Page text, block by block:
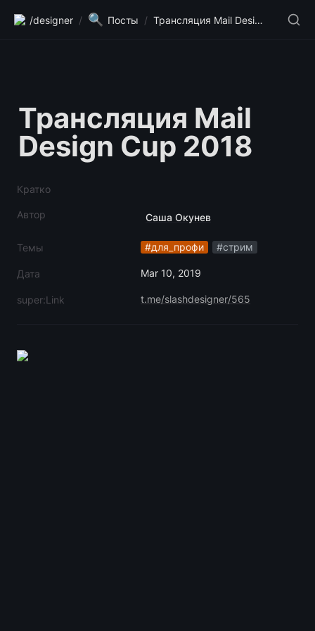
/designer / 🔍 Посты / Трансляция Mail Design Cup 2018
Трансляция Mail
Design Cup 2018
Кратко
Автор Саша Окунев
Темы #для_профи #cтрим
Дата Mar 10, 2019
super:Link t.me/slashdesigner/565